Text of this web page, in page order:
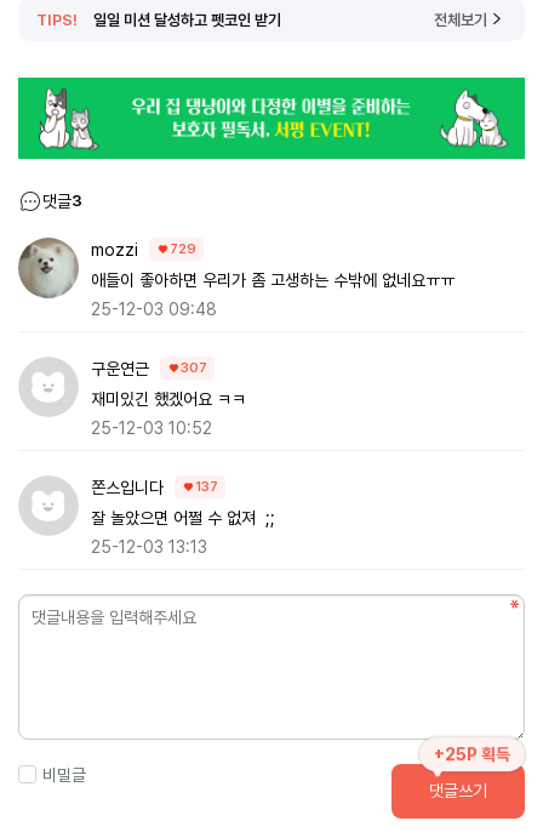
TIPS! 일일 미션 달성하고 펫코인 받기 전체보기
댓글3
mozzi 729
애들이 좋아하면 우리가 좀 고생하는 수밖에 없네요ㅠㅠ
25-12-03 09:48
구운연근 307
재미있긴 했겠어요 ㅋㅋ
25-12-03 10:52
쫀스입니다 137
잘 놀았으면 어쩔 수 없져 ;;
25-12-03 13:13
비밀글
+25P 획득
댓글쓰기